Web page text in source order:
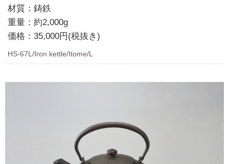
材質：鋳鉄
重量：約2,000g
価格：35,000円(税抜き)
HS-67L/Iron kettle/Itome/L